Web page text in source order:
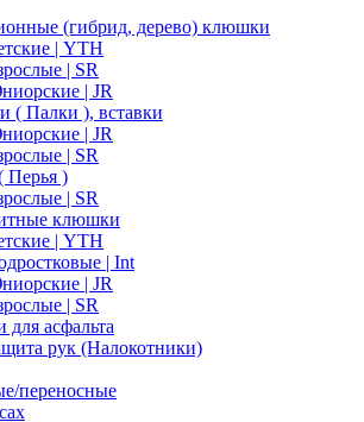
(гибрид, дерево) клюшки
| YTH
| SR
| JR
( Палки ), вставки
| JR
| SR
)
| SR
клюшки
| YTH
| Int
| JR
| SR
асфальта
рук (Налокотники)
переносные